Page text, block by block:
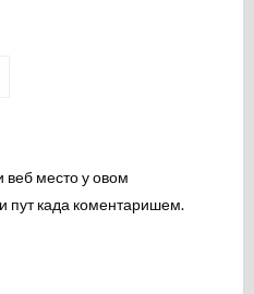
веб место у овом
пут када коментаришем.